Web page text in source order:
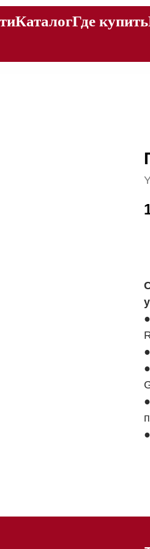
КаталогГде купить